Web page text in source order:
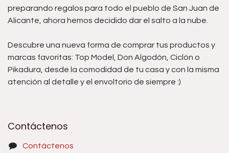
preparando regalos para todo el pueblo de San Juan de
Alicante, ahora hemos decidido dar el salto a la nube.
Descubre una nueva forma de comprar tus productos y
marcas favoritas: Top Model, Don Algodón, Ciclón o
Pikadura, desde la comodidad de tu casa y con la misma
atención al detalle y el envoltorio de siempre :)
Contáctenos
Contáctenos